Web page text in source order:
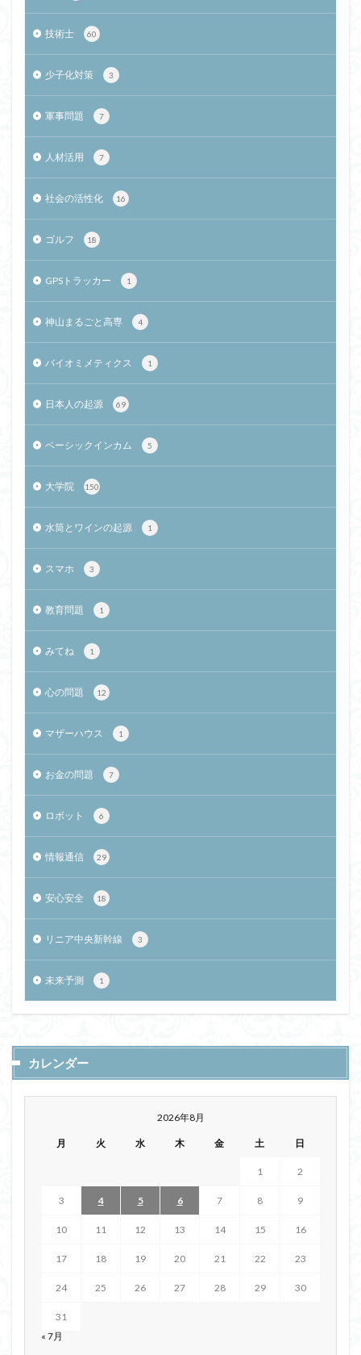
技術士 60
少子化対策 3
軍事問題 7
人材活用 7
社会の活性化 16
ゴルフ 18
GPSトラッカー 1
神山まるごと高専 4
バイオミメティクス 1
日本人の起源 69
ベーシックインカム 5
大学院 150
水筒とワインの起源 1
スマホ 3
教育問題 1
みてね 1
心の問題 12
マザーハウス 1
お金の問題 7
ロボット 6
情報通信 29
安心安全 18
リニア中央新幹線 3
未来予測 1
カレンダー
2026年8月
月 火 水 木 金 土 日
1 2
3 4 5 6 7 8 9
10 11 12 13 14 15 16
17 18 19 20 21 22 23
24 25 26 27 28 29 30
31
« 7月